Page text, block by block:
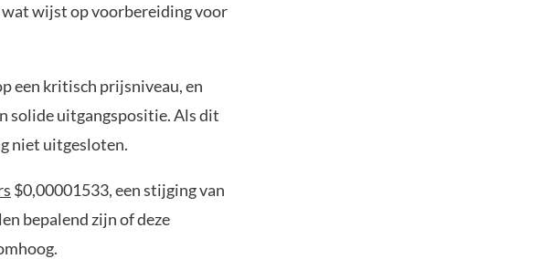
wat wijst op voorbereiding voor
een kritisch prijsniveau, en
solide uitgangspositie. Als dit
niet uitgesloten.
$0,00001533, een stijging van
bepalend zijn of deze